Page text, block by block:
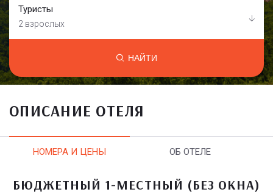
Туристы
2 взрослых
НАЙТИ
ОПИСАНИЕ ОТЕЛЯ
НОМЕРА И ЦЕНЫ ОБ ОТЕЛЕ
БЮДЖЕТНЫЙ 1-МЕСТНЫЙ (БЕЗ ОКНА)